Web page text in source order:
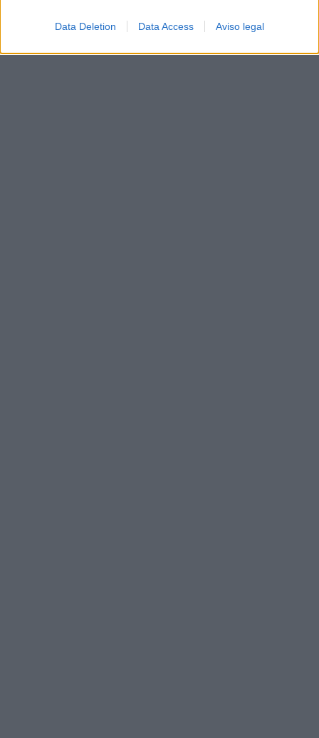
Data Deletion Data Access Aviso legal